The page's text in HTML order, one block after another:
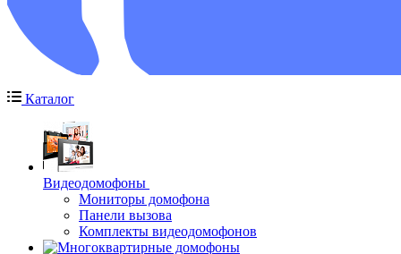
Каталог
Видеодомофоны
Мониторы домофона
Панели вызова
Комплекты видеодомофонов